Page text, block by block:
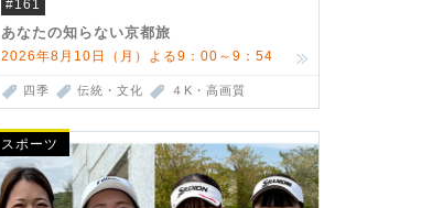
#161
あなたの知らない京都旅
2026年8月10日（月）よる9：00～9：54
四季 伝統・文化 ４K・高画質
スポーツ